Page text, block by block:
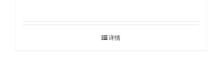
详情